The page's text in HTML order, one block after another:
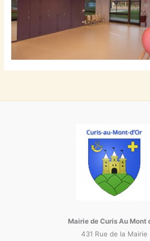
Mairie de Curis Au Mont
431 Rue de la Mairie